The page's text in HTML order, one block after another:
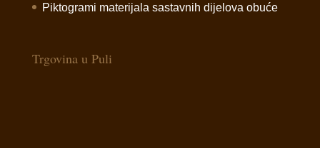
Piktogrami materijala sastavnih dijelova obuće
Trgovina u Puli